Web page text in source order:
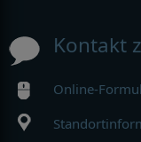
Kontakt
Online-